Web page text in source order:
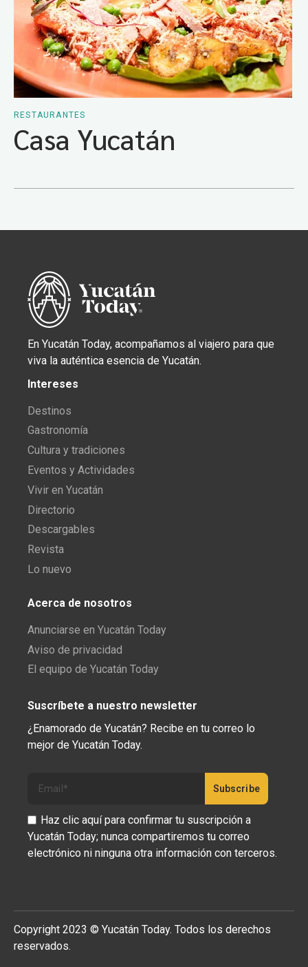
RESTAURANTES
Casa Yucatán
En Yucatán Today, acompañamos al viajero para que
viva la auténtica esencia de Yucatán.
Intereses
Destinos
Gastronomía
Cultura y tradiciones
Eventos y Actividades
Vivir en Yucatán
Directorio
Descargables
Revista
Lo nuevo
Acerca de nosotros
Anunciarse en Yucatán Today
Aviso de privacidad
El equipo de Yucatán Today
Suscríbete a nuestro newsletter
¿Enamorado de Yucatán? Recibe en tu correo lo
mejor de Yucatán Today.
Haz clic aquí para confirmar tu suscripción a
Yucatán Today; nunca compartiremos tu correo
electrónico ni ninguna otra información con terceros.
Copyright 2023 © Yucatán Today. Todos los derechos
reservados.